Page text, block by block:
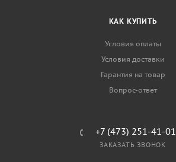
КАК КУПИТЬ
Условия оплаты
Условия доставки
Гарантия на товар
Вопрос-ответ
+7 (473) 251-41-01
ЗАКАЗАТЬ ЗВОНОК